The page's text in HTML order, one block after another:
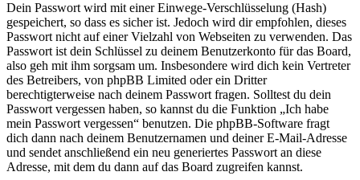
Dein Passwort wird mit einer Einwege-Verschlüsselung (Hash)
gespeichert, so dass es sicher ist. Jedoch wird dir empfohlen, dieses
Passwort nicht auf einer Vielzahl von Webseiten zu verwenden. Das
Passwort ist dein Schlüssel zu deinem Benutzerkonto für das Board,
also geh mit ihm sorgsam um. Insbesondere wird dich kein Vertreter
des Betreibers, von phpBB Limited oder ein Dritter
berechtigterweise nach deinem Passwort fragen. Solltest du dein
Passwort vergessen haben, so kannst du die Funktion „Ich habe
mein Passwort vergessen“ benutzen. Die phpBB-Software fragt
dich dann nach deinem Benutzernamen und deiner E-Mail-Adresse
und sendet anschließend ein neu generiertes Passwort an diese
Adresse, mit dem du dann auf das Board zugreifen kannst.